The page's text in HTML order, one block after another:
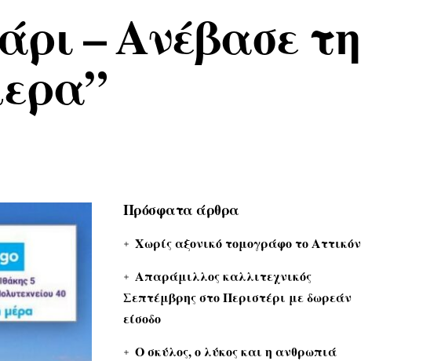
– Ανέβασε τη
Πρόσφατα άρθρα
Χωρίς αξονικό τομογράφο το Αττικόν
Απαράμιλλος καλλιτεχνικός
Σεπτέμβρης στο Περιστέρι με δωρεάν
είσοδο
Ο σκύλος, ο λύκος και η ανθρωπιά